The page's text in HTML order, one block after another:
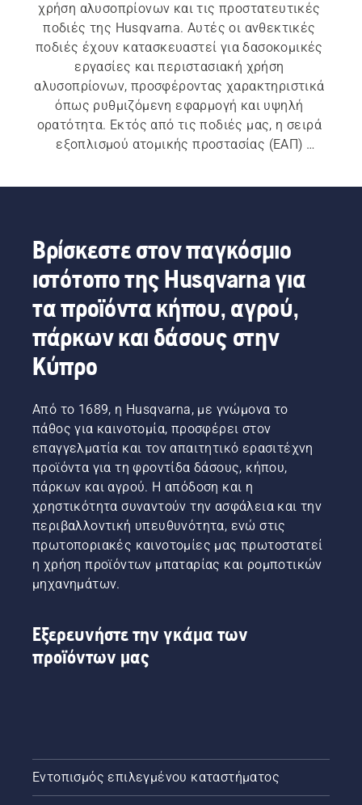
χρήση αλυσοπρίονων και τις προστατευτικές
ποδιές της Husqvarna. Αυτές οι ανθεκτικές
ποδιές έχουν κατασκευαστεί για δασοκομικές
εργασίες και περιστασιακή χρήση
αλυσοπρίονων, προσφέροντας χαρακτηριστικά
όπως ρυθμιζόμενη εφαρμογή και υψηλή
ορατότητα. Εκτός από τις ποδιές μας, η σειρά
εξοπλισμού ατομικής προστασίας (ΕΑΠ)
ωτοασπίδες, γυαλιά ασφαλείας, παντελόνια για
αλυσοπρίονων, γάντια για χρήση αλυσοπρίονων
και πολλά άλλα σημαντικά μέσα προστασίας.
Βρίσκεστε στον παγκόσμιο
ιστότοπο της Husqvarna για
τα προϊόντα κήπου, αγρού,
πάρκων και δάσους στην
Κύπρο
Από το 1689, η Husqvarna, με γνώμονα το
πάθος για καινοτομία, προσφέρει στον
επαγγελματία και τον απαιτητικό ερασιτέχνη
προϊόντα για τη φροντίδα δάσους, κήπου,
πάρκων και αγρού. Η απόδοση και η
χρηστικότητα συναντούν την ασφάλεια και την
περιβαλλοντική υπευθυνότητα, ενώ στις
πρωτοποριακές καινοτομίες μας πρωτοστατεί
η χρήση προϊόντων μπαταρίας και ρομποτικών
μηχανημάτων.
Εξερευνήστε την γκάμα των
προϊόντων μας
Εντοπισμός επιλεγμένου καταστήματος